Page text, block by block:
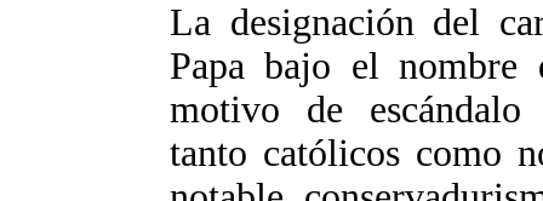
La designación del
Papa bajo el nombre
motivo de escándalo
tanto católicos como